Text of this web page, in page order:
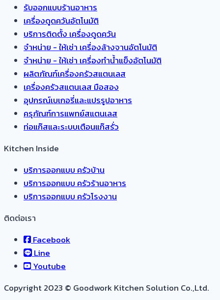
รับออกแบบร้านอาหาร
เครื่องดูดควันอัตโนมัติ
บริการติดตั้ง เครื่องดูดควัน
จำหน่าย - ให้เช่า เครื่องล้างจานอัตโนมัติ
จำหน่าย - ให้เช่า เครื่องทำน้ำแข็งอัตโนมัติ
ผลิตภัณฑ์เครื่องครัวสแตนเลส
เครื่องครัวสแตนเลส มือสอง
อุปกรณ์เบเกอรี่และแปรรูปอาหาร
ครุภัณฑ์การแพทย์สแตนเลส
ท่อแก๊สและระบบเตือนแก๊สรั่ว
Kitchen Inside
บริการออกแบบ ครัวบ้าน
บริการออกแบบ ครัวร้านอาหาร
บริการออกแบบ ครัวโรงงาน
ติดต่อเรา
Facebook
Line
Youtube
Copyright 2023 © Goodwork Kitchen Solution Co.,Ltd.